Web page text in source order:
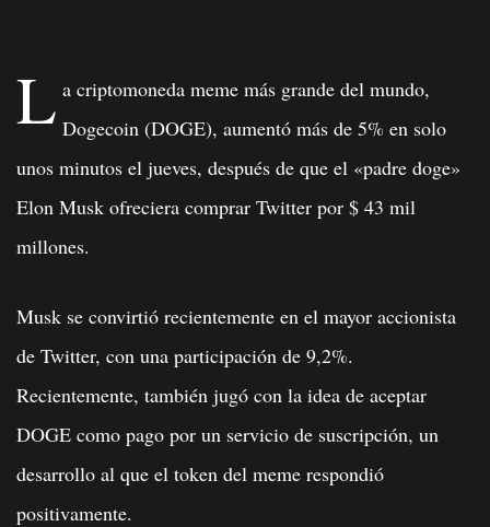
L a criptomoneda meme más grande del mundo,
Dogecoin (DOGE), aumentó más de 5% en solo
unos minutos el jueves, después de que el «padre doge»
Elon Musk ofreciera comprar Twitter por $ 43 mil
millones.
Musk se convirtió recientemente en el mayor accionista
de Twitter, con una participación de 9,2%.
Recientemente, también jugó con la idea de aceptar
DOGE como pago por un servicio de suscripción, un
desarrollo al que el token del meme respondió
positivamente.